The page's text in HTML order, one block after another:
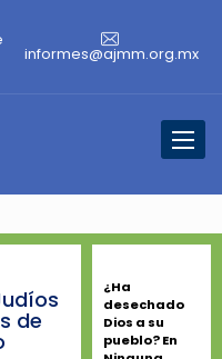
informes@ajmm.org.mx
de
¿Ha
desechado
Dios a su
pueblo? En